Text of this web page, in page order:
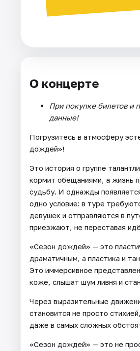
О концерте
При покупке билетов и
данные!
Погрузитесь в атмосферу
дождей»!
Это история о группе
кормит обещаниями, а жизнь
судьбу. И однажды
одно условие: в туре
девушек и отправляются в
приезжают, не переставая
«Сезон дождей» — это
драматичным, а пластика и
Это иммерсивное
коже, слышат шум ливня и
Через выразительные
становится не просто
даже в самых сложных
«Сезон дождей» — это не